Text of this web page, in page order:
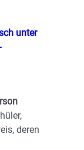
unter
deren